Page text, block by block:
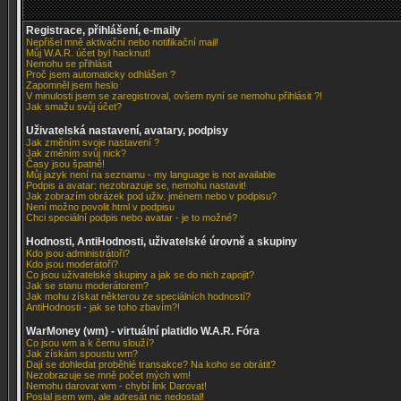
Registrace, přihlášení, e-maily
Nepřišel mně aktivační nebo notifikační mail!
Můj W.A.R. účet byl hacknut!
Nemohu se přihlásit
Proč jsem automaticky odhlášen ?
Zapomněl jsem heslo
V minulosti jsem se zaregistroval, ovšem nyní se nemohu přihlásit ?!
Jak smažu svůj účet?
Uživatelská nastavení, avatary, podpisy
Jak změním svoje nastavení ?
Jak změním svůj nick?
Časy jsou špatně!
Můj jazyk není na seznamu - my language is not available
Podpis a avatar: nezobrazuje se, nemohu nastavit!
Jak zobrazím obrázek pod uživ. jménem nebo v podpisu?
Není možno povolit html v podpisu
Chci speciální podpis nebo avatar - je to možné?
Hodnosti, AntiHodnosti, uživatelské úrovně a skupiny
Kdo jsou administrátoři?
Kdo jsou moderátoři?
Co jsou uživatelské skupiny a jak se do nich zapojit?
Jak se stanu moderátorem?
Jak mohu získat některou ze speciálních hodností?
AntiHodnosti - jak se toho zbavím?!
WarMoney (wm) - virtuální platidlo W.A.R. Fóra
Co jsou wm a k čemu slouží?
Jak získám spoustu wm?
Dají se dohledat proběhlé transakce? Na koho se obrátit?
Nezobrazuje se mně počet mých wm!
Nemohu darovat wm - chybí link Darovat!
Poslal jsem wm, ale adresát nic nedostal!